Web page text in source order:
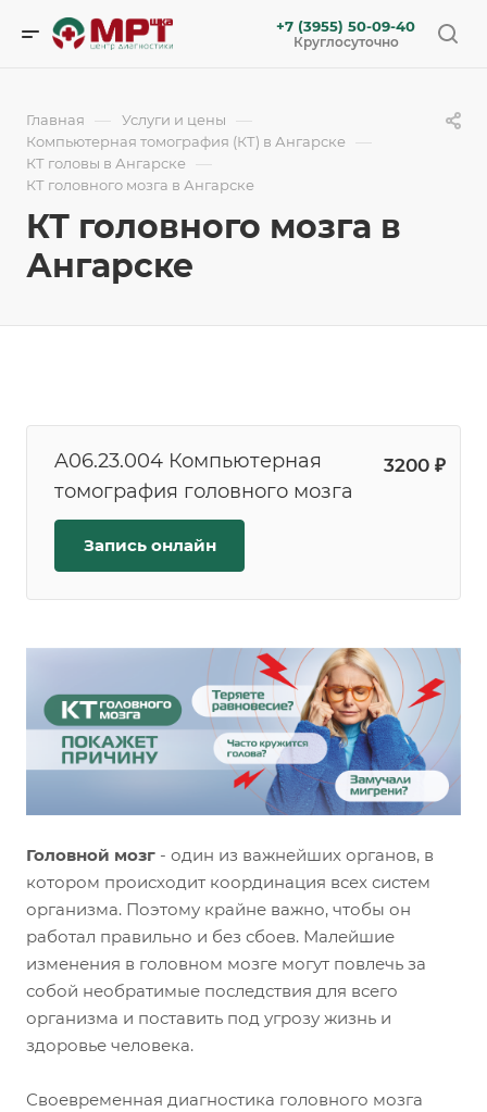
+7 (3955) 50-09-40
Круглосуточно
Главная — Услуги и цены —
Компьютерная томография (КТ) в Ангарске —
КТ головы в Ангарске —
КТ головного мозга в Ангарске
КТ головного мозга в
Ангарске
A06.23.004 Компьютерная
томография головного мозга
3200 ₽
Запись онлайн
Головной мозг - один из важнейших органов, в
котором происходит координация всех систем
организма. Поэтому крайне важно, чтобы он
работал правильно и без сбоев. Малейшие
изменения в головном мозге могут повлечь за
собой необратимые последствия для всего
организма и поставить под угрозу жизнь и
здоровье человека.
Своевременная диагностика головного мозга